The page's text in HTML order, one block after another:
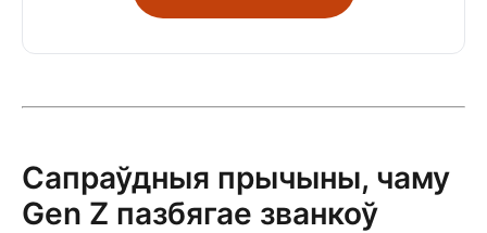
Сапраўдныя прычыны, чаму
Gen Z пазбягае званкоў